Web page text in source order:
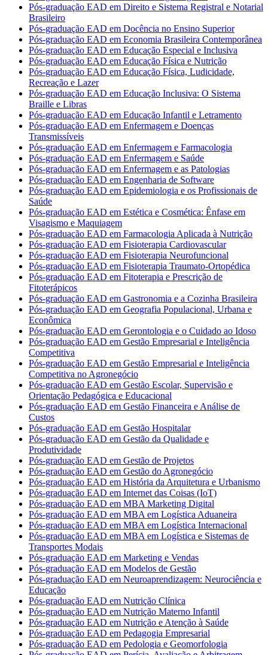
Pós-graduação EAD em Direito e Sistema Registral e Notarial
Brasileiro
Pós-graduação EAD em Docência no Ensino Superior
Pós-graduação EAD em Economia Brasileira Contemporânea
Pós-graduação EAD em Educação Especial e Inclusiva
Pós-graduação EAD em Educação Física e Nutrição
Pós-graduação EAD em Educação Física, Ludicidade,
Recreação e Lazer
Pós-graduação EAD em Educação Inclusiva: O Sistema
Braille e Libras
Pós-graduação EAD em Educação Infantil e Letramento
Pós-graduação EAD em Enfermagem e Doenças
Transmissíveis
Pós-graduação EAD em Enfermagem e Farmacologia
Pós-graduação EAD em Enfermagem e Saúde
Pós-graduação EAD em Enfermagem e as Patologias
Pós-graduação EAD em Engenharia de Software
Pós-graduação EAD em Epidemiologia e os Profissionais de
Saúde
Pós-graduação EAD em Estética e Cosmética: Ênfase em
Visagismo e Maquiagem
Pós-graduação EAD em Farmacologia Aplicada à Nutrição
Pós-graduação EAD em Fisioterapia Cardiovascular
Pós-graduação EAD em Fisioterapia Neurofuncional
Pós-graduação EAD em Fisioterapia Traumato-Ortopédica
Pós-graduação EAD em Fitoterapia e Prescrição de
Fitoterápicos
Pós-graduação EAD em Gastronomia e a Cozinha Brasileira
Pós-graduação EAD em Geografia Populacional, Urbana e
Econômica
Pós-graduação EAD em Gerontologia e o Cuidado ao Idoso
Pós-graduação EAD em Gestão Empresarial e Inteligência
Competitiva
Pós-graduação EAD em Gestão Empresarial e Inteligência
Competitiva no Agronegócio
Pós-graduação EAD em Gestão Escolar, Supervisão e
Orientação Pedagógica e Educacional
Pós-graduação EAD em Gestão Financeira e Análise de
Custos
Pós-graduação EAD em Gestão Hospitalar
Pós-graduação EAD em Gestão da Qualidade e
Produtividade
Pós-graduação EAD em Gestão de Projetos
Pós-graduação EAD em Gestão do Agronegócio
Pós-graduação EAD em História da Arquitetura e Urbanismo
Pós-graduação EAD em Internet das Coisas (IoT)
Pós-graduação EAD em MBA Marketing Digital
Pós-graduação EAD em MBA em Logística Aduaneira
Pós-graduação EAD em MBA em Logística Internacional
Pós-graduação EAD em MBA em Logística e Sistemas de
Transportes Modais
Pós-graduação EAD em Marketing e Vendas
Pós-graduação EAD em Modelos de Gestão
Pós-graduação EAD em Neuroaprendizagem: Neurociência e
Educação
Pós-graduação EAD em Nutrição Clínica
Pós-graduação EAD em Nutrição Materno Infantil
Pós-graduação EAD em Nutrição e Atenção à Saúde
Pós-graduação EAD em Pedagogia Empresarial
Pós-graduação EAD em Pedologia e Geomorfologia